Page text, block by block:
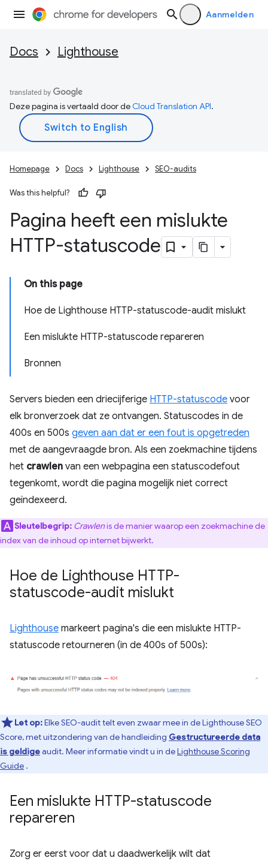
Aanmelden
Docs Lighthouse
Deze pagina is vertaald door deCloud Translation API.
Homepage Docs Lighthouse SEO-audits
Was this helpful?
Pagina heeft een mislukte
HTTP-statuscode
On this page
Hoe de Lighthouse HTTP-statuscode-audit mislukt
Een mislukte HTTP-statuscode repareren
Bronnen
Servers bieden een driecijferige HTTP-statuscode voor
elk bronverzoek dat ze ontvangen. Statuscodes in de
400s en 500s geven aan dat er een fout is opgetreden
met de aangevraagde bron. Als een zoekmachine tijdens
het crawlen van een webpagina een statuscodefout
tegenkomt, wordt die pagina mogelijk niet correct
geïndexeerd.
Sleutelbegrip: Crawlenis de manier waarop een zoekmachine de
index van de inhoud op internet bijwerkt.
Hoe de Lighthouse HTTP-
statuscode-audit mislukt
Lighthouse markeert pagina's die een mislukte HTTP-
statuscode retourneren (in de 400s of 500s):
Let op:Elke SEO-audit telt even zwaar mee in de Lighthouse SEO
Score, met uitzondering van de handleiding Gestructureerde data
is geldigeaudit. Meer informatie vindt u in deLighthouse Scoring
Guide .
Een mislukte HTTP-statuscode
repareren
Zorg er eerst voor dat u daadwerkelijk wilt dat